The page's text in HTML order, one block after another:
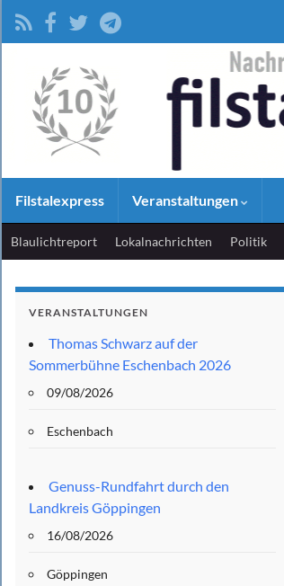
Filstalexpress Veranstaltungen
Blaulichtreport Lokalnachrichten Politik
VERANSTALTUNGEN
Thomas Schwarz auf der
Sommerbühne Eschenbach 2026
09/08/2026
Eschenbach
Genuss-Rundfahrt durch den
Landkreis Göppingen
16/08/2026
Göppingen